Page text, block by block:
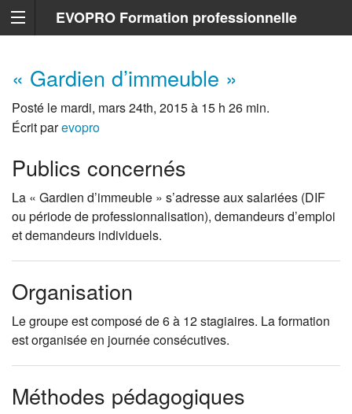
EVOPRO Formation professionnelle
« Gardien d’immeuble »
Posté le mardi, mars 24th, 2015 à 15 h 26 min.
Écrit parevopro
Publics concernés
La « Gardien d’immeuble » s’adresse aux salariées (DIF
ou période de professionnalisation), demandeurs d’emploi
et demandeurs individuels.
Organisation
Le groupe est composé de 6 à 12 stagiaires. La formation
est organisée en journée consécutives.
Méthodes pédagogiques